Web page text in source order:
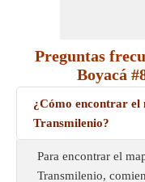
Preguntas
Boyacá
¿Cómo encontrar el
Transmilenio?
Para encontrar el
Transmilenio,